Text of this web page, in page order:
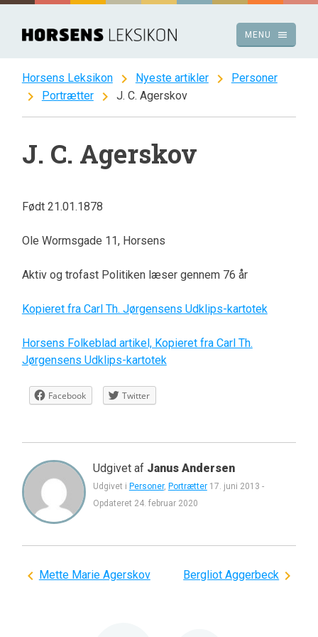
Spring
indhold
menu
MENU
Horsens Leksikon chevron_right Nyeste artikler chevron_right Personer
chevron_right Portrætter chevron_right J. C. Agerskov
J. C. Agerskov
Født 21.01.1878
Ole Wormsgade 11, Horsens
Aktiv og trofast Politiken læser gennem 76 år
Kopieret fra Carl Th. Jørgensens Udklips-kartotek
Horsens Folkeblad artikel, Kopieret fra Carl Th.
Jørgensens Udklips-kartotek
Facebook Twitter
Udgivet af Janus Andersen
Udgivet i Personer, Portrætter 17. juni 2013 -
Opdateret 24. februar 2020
Indlægsnavigation
Mette Marie Agerskov Bergliot Aggerbeck